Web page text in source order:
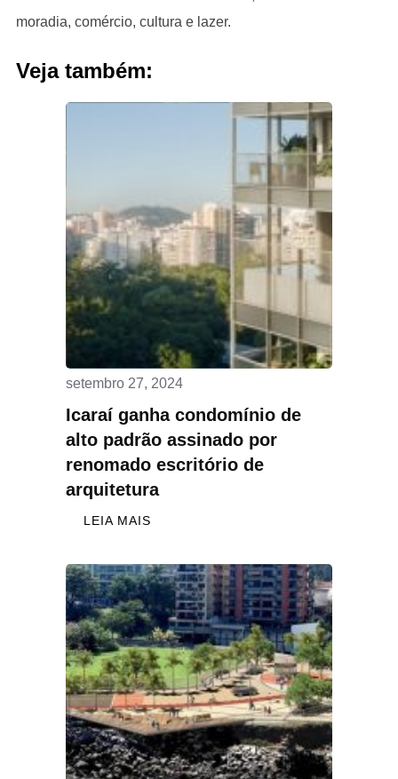
moradia, comércio, cultura e lazer.
Veja também:
setembro 27, 2024
Icaraí ganha condomínio de
alto padrão assinado por
renomado escritório de
arquitetura
LEIA MAIS